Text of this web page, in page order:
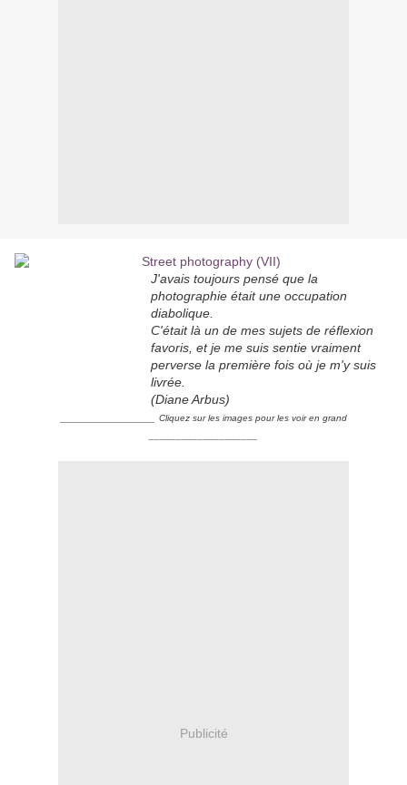
J'avais toujours pensé que la
photographie était une occupation
diabolique.
C'était là un de mes sujets de réflexion
favoris, et je me suis sentie vraiment
perverse la première fois où je m'y suis
livrée.
(Diane Arbus)
Cliquez sur les images pour les voir en grand
Publicité